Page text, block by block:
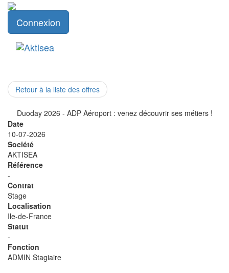
Connexion
Retour à la liste des offres
Duoday 2026 - ADP Aéroport : venez découvrir ses métiers !
Date
10-07-2026
Société
AKTISEA
Référence
-
Contrat
Stage
Localisation
Ile-de-France
Statut
-
Fonction
ADMIN Stagiaire